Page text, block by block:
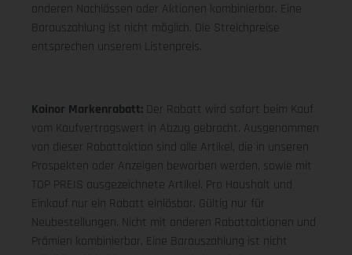
anderen Nachlässen oder Aktionen kombinierbar. Eine
Barauszahlung ist nicht möglich. Die Streichpreise
entsprechen unserem Listenpreis.
Koinor Markenrabatt: Der Rabatt wird sofort beim Kauf
vom Kaufvertragswert in Abzug gebracht. Ausgenommen
von dieser Rabattaktion sind alle Artikel, die in unseren
Prospekten oder Anzeigen beworben werden, sowie mit
TOP PREIS ausgezeichnete Artikel. Pro Haushalt und
Einkauf nur ein Rabatt einlösbar. Gültig nur für
Neubestellungen. Nicht mit anderen Rabattaktionen und
Prämien kombinierbar. Eine Barauszahlung ist nicht